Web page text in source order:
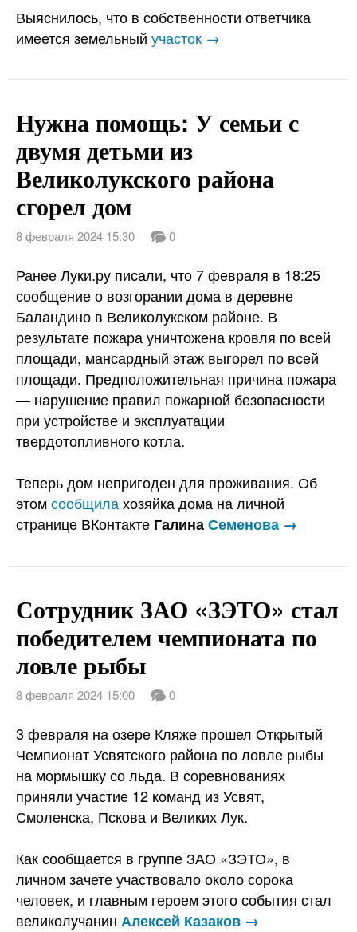
Выяснилось, что в собственности ответчика
имеется земельный участок →
Нужна помощь: У семьи с
двумя детьми из
Великолукского района
сгорел дом
8 февраля 2024 15:30 0
Ранее Луки.ру писали, что 7 февраля в 18:25
сообщение о возгорании дома в деревне
Баландино в Великолукском районе. В
результате пожара уничтожена кровля по всей
площади, мансардный этаж выгорел по всей
площади. Предположительная причина пожара
— нарушение правил пожарной безопасности
при устройстве и эксплуатации
твердотопливного котла.
Теперь дом непригоден для проживания. Об
этомсообщилахозяйка дома на личной
странице ВКонтакте ГалинаСеменова →
Сотрудник ЗАО «ЗЭТО» стал
победителем чемпионата по
ловле рыбы
8 февраля 2024 15:00 0
3 февраля на озере Кляже прошел Открытый
Чемпионат Усвятского района по ловле рыбы
на мормышку со льда. В соревнованиях
приняли участие 12 команд из Усвят,
Смоленска, Пскова и Великих Лук.
Как сообщается в группе ЗАО «ЗЭТО», в
личном зачете участвовало около сорока
человек, и главным героем этого события стал
великолучанин Алексей Казаков →